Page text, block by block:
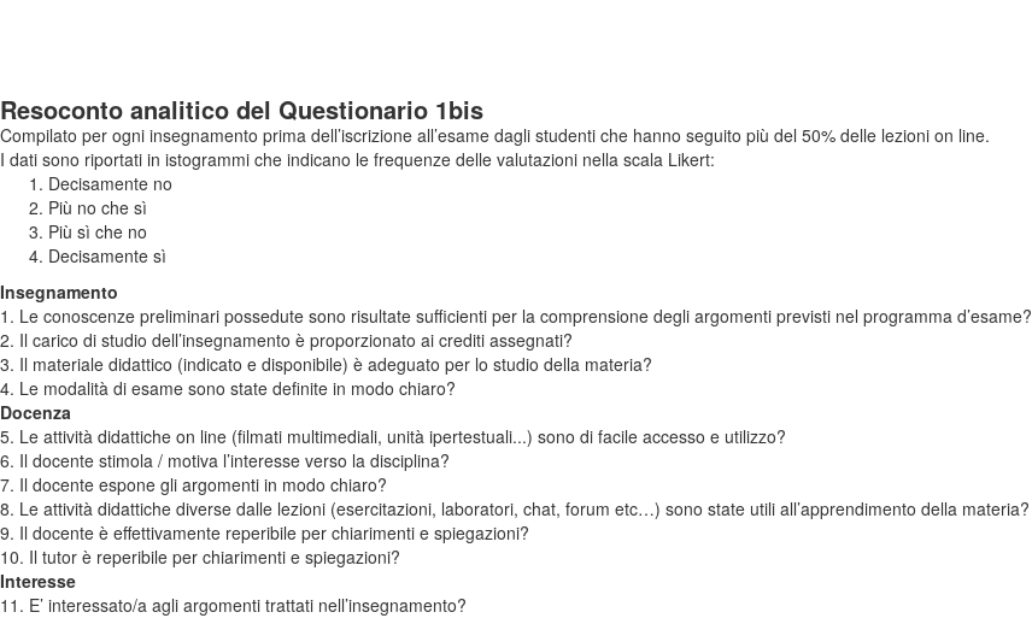
Resoconto analitico del Questionario 1bis
Compilato per ogni insegnamento prima dell’iscrizione all’esame dagli studenti che hanno seguito più del 50% delle lezioni on line.
I dati sono riportati in istogrammi che indicano le frequenze delle valutazioni nella scala Likert:
Decisamente no
Più no che sì
Più sì che no
Decisamente sì
Insegnamento
1. Le conoscenze preliminari possedute sono risultate sufficienti per la comprensione degli argomenti previsti nel programma d’esame?
2. Il carico di studio dell’insegnamento è proporzionato ai crediti assegnati?
3. Il materiale didattico (indicato e disponibile) è adeguato per lo studio della materia?
4. Le modalità di esame sono state definite in modo chiaro?
Docenza
5. Le attività didattiche on line (filmati multimediali, unità ipertestuali...) sono di facile accesso e utilizzo?
6. Il docente stimola / motiva l’interesse verso la disciplina?
7. Il docente espone gli argomenti in modo chiaro?
8. Le attività didattiche diverse dalle lezioni (esercitazioni, laboratori, chat, forum etc…) sono state utili all’apprendimento della materia?
9. Il docente è effettivamente reperibile per chiarimenti e spiegazioni?
10. Il tutor è reperibile per chiarimenti e spiegazioni?
Interesse
11. E’ interessato/a agli argomenti trattati nell’insegnamento?